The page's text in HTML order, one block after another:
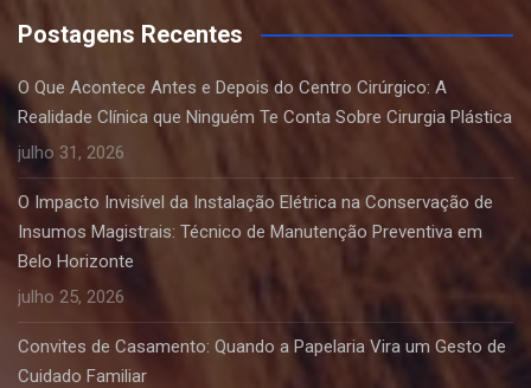
Postagens Recentes
O Que Acontece Antes e Depois do Centro Cirúrgico: A
Realidade Clínica que Ninguém Te Conta Sobre Cirurgia Plástica
julho 31, 2026
O Impacto Invisível da Instalação Elétrica na Conservação de
Insumos Magistrais: Técnico de Manutenção Preventiva em
Belo Horizonte
julho 25, 2026
Convites de Casamento: Quando a Papelaria Vira um Gesto de
Cuidado Familiar